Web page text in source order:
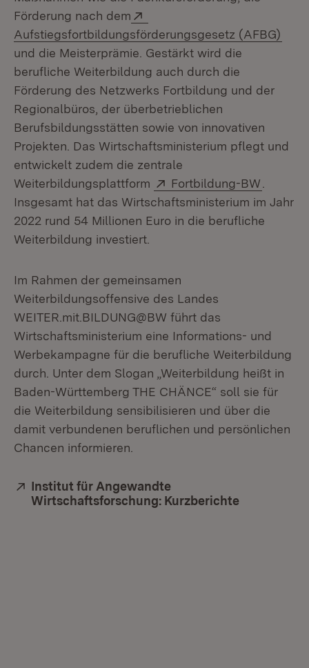
Förderung nach dem
Aufstiegsfortbildungsförderungsgesetz (AFBG)
und die Meisterprämie. Gestärkt wird die
berufliche Weiterbildung auch durch die
Förderung des Netzwerks Fortbildung und der
Regionalbüros, der überbetrieblichen
Berufsbildungsstätten sowie von innovativen
Projekten. Das Wirtschaftsministerium pflegt und
entwickelt zudem die zentrale
Weiterbildungsplattform
Extern:
Fortbildung-BW
Insgesamt hat das Wirtschaftsministerium im Jahr
2022 rund 54 Millionen Euro in die berufliche
Weiterbildung investiert.
Im Rahmen der gemeinsamen
Weiterbildungsoffensive des Landes
WEITER.mit.BILDUNG@BW führt das
Wirtschaftsministerium eine Informations- und
Werbekampagne für die berufliche Weiterbildung
durch. Unter dem Slogan „Weiterbildung heißt in
Baden-Württemberg THE CHÄNCE“ soll sie für
die Weiterbildung sensibilisieren und über die
damit verbundenen beruflichen und persönlichen
Chancen informieren.
Extern:
Institut für Angewandte
Wirtschaftsforschung: Kurzberichte